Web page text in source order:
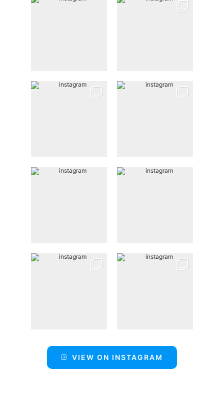
VIEW ON INSTAGRAM